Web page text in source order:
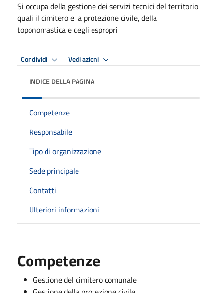
Si occupa della gestione dei servizi tecnici del territorio
quali il cimitero e la protezione civile, della
toponomastica e degli espropri
Condividi Vedi azioni
INDICE DELLA PAGINA
Competenze
Responsabile
Tipo di organizzazione
Sede principale
Contatti
Ulteriori informazioni
Competenze
Gestione del cimitero comunale